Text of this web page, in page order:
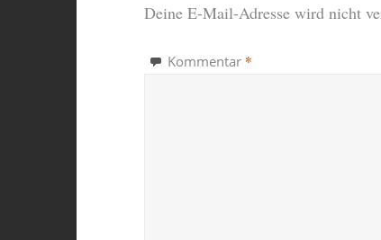
Deine E-Mail-Adresse wird nicht
Kommentar *